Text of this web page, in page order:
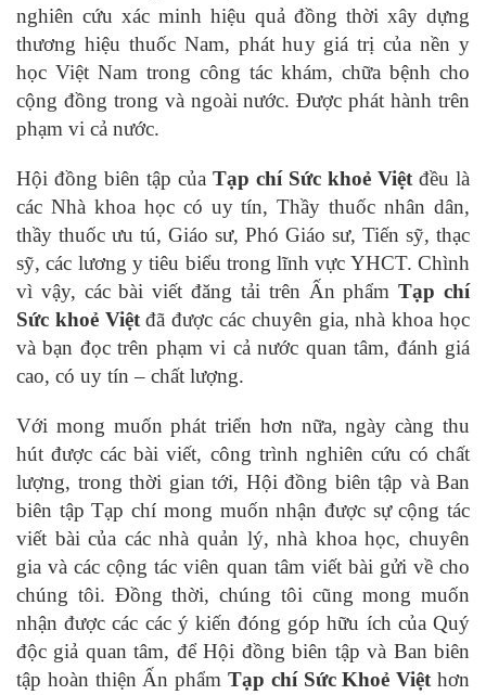
nghiên cứu xác minh hiệu quả đồng thời xây dựng
thương hiệu thuốc Nam, phát huy giá trị của nền y
học Việt Nam trong công tác khám, chữa bệnh cho
cộng đồng trong và ngoài nước. Được phát hành trên
phạm vi cả nước.
Hội đồng biên tập của Tạp chí Sức khoẻ Việt đều là
các Nhà khoa học có uy tín, Thầy thuốc nhân dân,
thầy thuốc ưu tú, Giáo sư, Phó Giáo sư, Tiến sỹ, thạc
sỹ, các lương y tiêu biểu trong lĩnh vực YHCT. Chình
vì vậy, các bài viết đăng tải trên Ấn phẩmTạp chí
Sức khoẻ Việtđã được các chuyên gia, nhà khoa học
và bạn đọc trên phạm vi cả nước quan tâm, đánh giá
cao, có uy tín – chất lượng.
Với mong muốn phát triển hơn nữa, ngày càng thu
hút được các bài viết, công trình nghiên cứu có chất
lượng, trong thời gian tới, Hội đồng biên tập và Ban
biên tập Tạp chí mong muốn nhận được sự cộng tác
viết bài của các nhà quản lý, nhà khoa học, chuyên
gia và các cộng tác viên quan tâm viết bài gửi về cho
chúng tôi. Đồng thời, chúng tôi cũng mong muốn
nhận được các các ý kiến đóng góp hữu ích của Quý
độc giả quan tâm, để Hội đồng biên tập và Ban biên
tập hoàn thiện Ấn phẩm Tạp chí Sức Khoẻ Việt hơn